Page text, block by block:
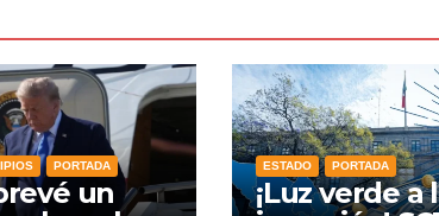
PORTADA
un
ESTADO PORTADA
¡Luz verde a